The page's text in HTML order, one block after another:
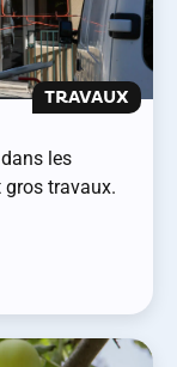
TRAVAUX
les
gros travaux.